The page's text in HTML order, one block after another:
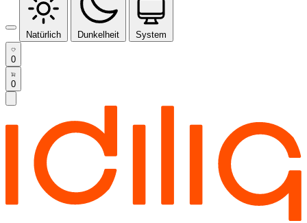
Natürlich Dunkelheit System
0
0